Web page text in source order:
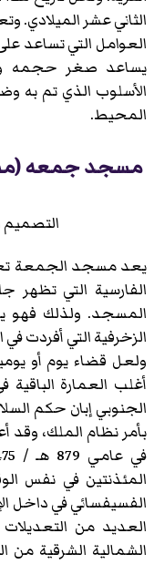
الثاني عشر الميلادي.
العوامل التي تساعد
يساعد صغر حجمه
الأسلوب الذي تم به
المحيط.
مسجد جمعه
يعد مسجد الجمعة
الفارسية التي تظهر
المسجد. ولذلك فهو
الزخرفية التي أفردت في
ولعل قضاء يوم أو
أغلب العمارة
الجنوبي إبان حكم
بأمر نظام الملك، وقد
المئذنتين في نفس
الفسيفسائي في داخل
العديد من
الشمالية الشرقية